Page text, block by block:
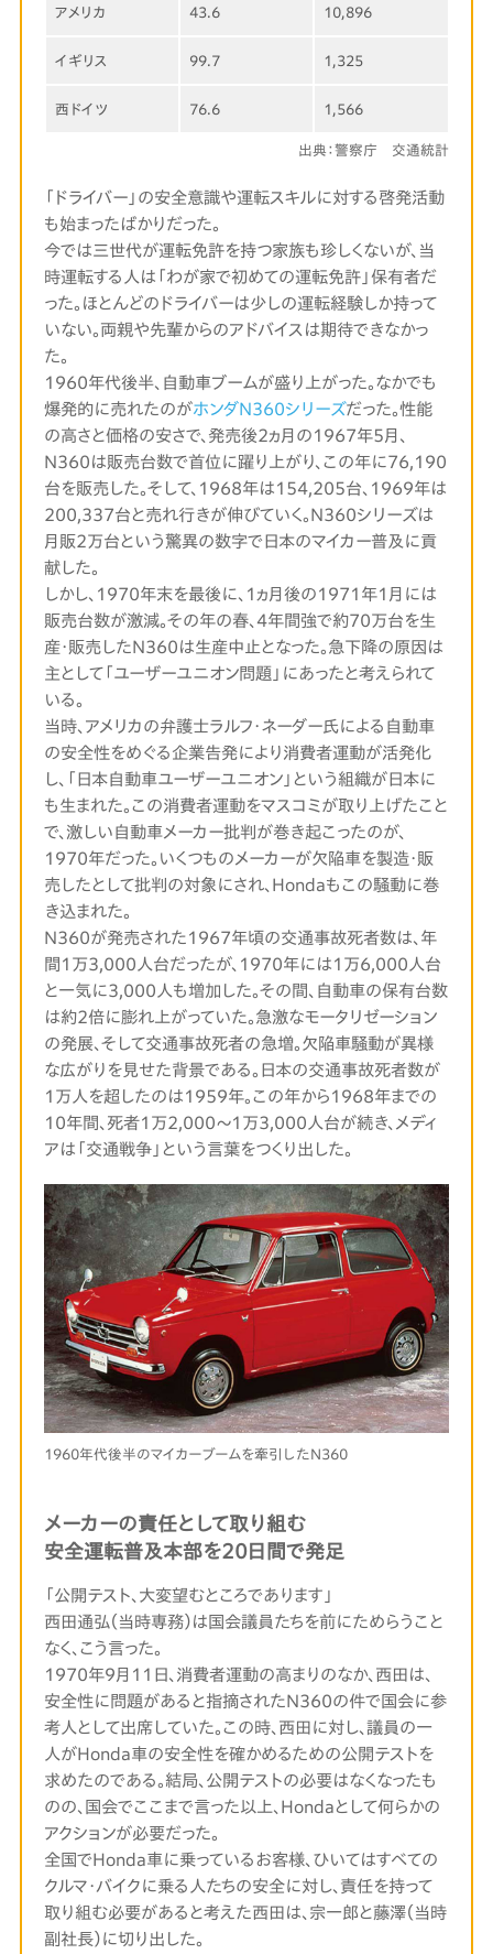
アメリカ 43.6 10,896
イギリス 99.7 1,325
西ドイツ 76.6 1,566
出典：警察庁 交通統計
「ドライバー」の安全意識や運転スキルに対する啓発活動
も始まったばかりだった。
今では三世代が運転免許を持つ家族も珍しくないが、当
時運転する人は「わが家で初めての運転免許」保有者だ
った。ほとんどのドライバーは少しの運転経験しか持って
いない。両親や先輩からのアドバイスは期待できなかっ
た。
1960年代後半、自動車ブームが盛り上がった。なかでも
爆発的に売れたのがホンダN360シリーズだった。性能
の高さと価格の安さで、発売後2ヵ月の1967年5月、
N360は販売台数で首位に躍り上がり、この年に76,190
台を販売した。そして、1968年は154,205台、1969年は
200,337台と売れ行きが伸びていく。N360シリーズは
月販2万台という驚異の数字で日本のマイカー普及に貢
献した。
しかし、1970年末を最後に、1ヵ月後の1971年1月には
販売台数が激減。その年の春、4年間強で約70万台を生
産・販売したN360は生産中止となった。急下降の原因は
主として「ユーザーユニオン問題」にあったと考えられて
いる。
当時、アメリカの弁護士ラルフ・ネーダー氏による自動車
の安全性をめぐる企業告発により消費者運動が活発化
し、「日本自動車ユーザーユニオン」という組織が日本に
も生まれた。この消費者運動をマスコミが取り上げたこと
で、激しい自動車メーカー批判が巻き起こったのが、
1970年だった。いくつものメーカーが欠陥車を製造・販
売したとして批判の対象にされ、Hondaもこの騒動に巻
き込まれた。
N360が発売された1967年頃の交通事故死者数は、年
間1万3,000人台だったが、1970年には1万6,000人台
と一気に3,000人も増加した。その間、自動車の保有台数
は約2倍に膨れ上がっていた。急激なモータリゼーション
の発展、そして交通事故死者の急増。欠陥車騒動が異様
な広がりを見せた背景である。日本の交通事故死者数が
1万人を超したのは1959年。この年から1968年までの
10年間、死者1万2,000～1万3,000人台が続き、メディ
アは「交通戦争」という言葉をつくり出した。
1960年代後半のマイカーブームを牽引したN360
メーカーの責任として取り組む
安全運転普及本部を20日間で発足
「公開テスト、大変望むところであります」
西田通弘（当時専務）は国会議員たちを前にためらうこと
なく、こう言った。
1970年9月11日、消費者運動の高まりのなか、西田は、
安全性に問題があると指摘されたN360の件で国会に参
考人として出席していた。この時、西田に対し、議員の一
人がHonda車の安全性を確かめるための公開テストを
求めたのである。結局、公開テストの必要はなくなったも
のの、国会でここまで言った以上、Hondaとして何らかの
アクションが必要だった。
全国でHonda車に乗っているお客様、ひいてはすべての
クルマ・バイクに乗る人たちの安全に対し、責任を持って
取り組む必要があると考えた西田は、宗一郎と藤澤（当時
副社長）に切り出した。